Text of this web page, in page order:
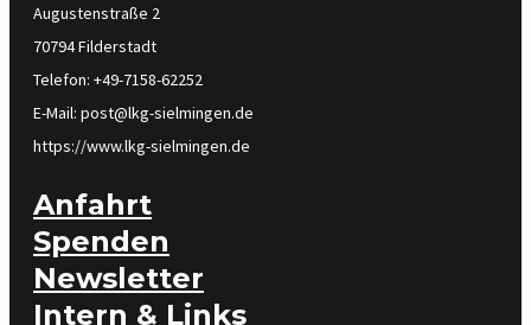
Augustenstraße 2
70794 Filderstadt
Telefon: +49-7158-62252
E-Mail: post@lkg-sielmingen.de
https://www.lkg-sielmingen.de
Anfahrt
Spenden
Newsletter
Intern & Links